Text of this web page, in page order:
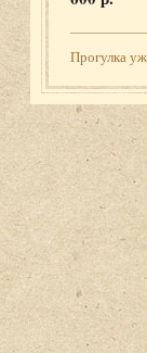
Прогулка